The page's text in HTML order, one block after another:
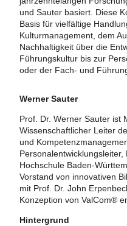
und Sauter basiert. Diese
Basis für vielfältige
Kulturmanagement, dem
Nachhaltigkeit über die
Führungskultur bis zur
oder der Fach- und
Werner Sauter
Prof. Dr. Werner Sauter ist
Wissenschaftlicher Leiter
und
Hochschule Baden-
Vorstand von innovativen
mit Prof. Dr. John
Konzeption von ValCom®
Hintergrund